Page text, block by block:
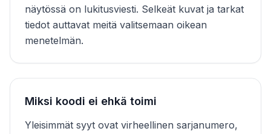
näytössä on lukitusviesti. Selkeät kuvat ja tarkat
tiedot auttavat meitä valitsemaan oikean
menetelmän.
Miksi koodi ei ehkä toimi
Yleisimmät syyt ovat virheellinen sarjanumero,